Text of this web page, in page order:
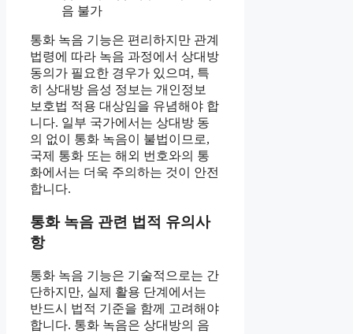
음 불가
통화 녹음 기능은 편리하지만 관계
법령에 따라 녹음 과정에서 상대방
동의가 필요한 경우가 있으며, 특
히 상대방 음성 정보는 개인정보
보호법 적용 대상임을 유념해야 합
니다. 일부 국가에서는 상대방 동
의 없이 통화 녹음이 불법이므로,
국제 통화 또는 해외 번호와의 통
화에서는 더욱 주의하는 것이 안전
합니다.
통화 녹음 관련 법적 유의사
항
통화 녹음 기능은 기술적으로는 간
단하지만, 실제 활용 단계에서는
반드시 법적 기준을 함께 고려해야
합니다. 통화 녹음은 상대방의 음